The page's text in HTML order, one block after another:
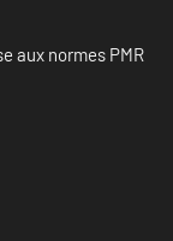
aux normes PMR